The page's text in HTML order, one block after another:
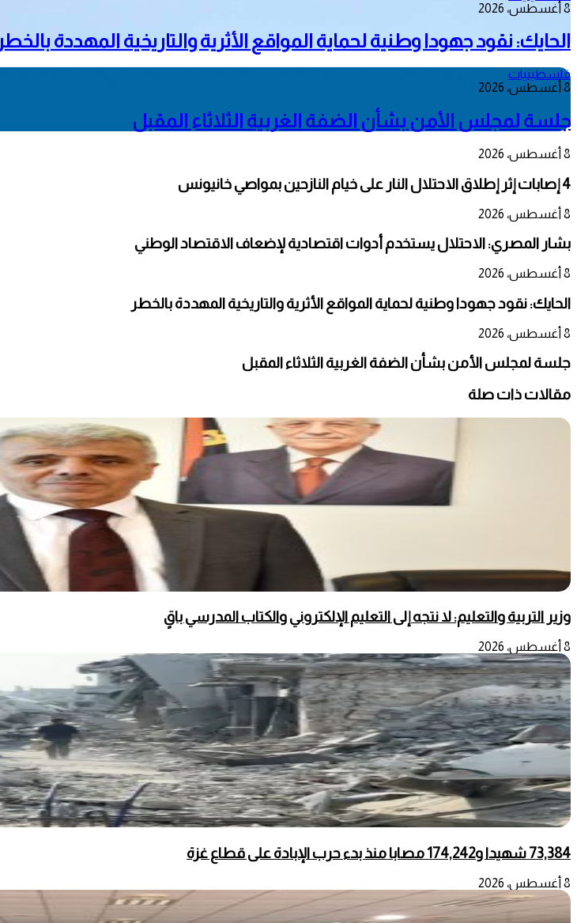
8 أغسطس، 2026
الحايك: نقود جهودا وطنية لحماية المواقع الأثرية والتاريخية المهددة بالخطر
فلسطينيات
8 أغسطس، 2026
جلسة لمجلس الأمن بشأن الضفة الغربية الثلاثاء المقبل
8 أغسطس، 2026
4 إصابات إثر إطلاق الاحتلال النار على خيام النازحين بمواصي خانيونس
8 أغسطس، 2026
بشار المصري: الاحتلال يستخدم أدوات اقتصادية لإضعاف الاقتصاد الوطني
8 أغسطس، 2026
الحايك: نقود جهودا وطنية لحماية المواقع الأثرية والتاريخية المهددة بالخطر
8 أغسطس، 2026
جلسة لمجلس الأمن بشأن الضفة الغربية الثلاثاء المقبل
مقالات ذات صلة
وزير التربية والتعليم: لا نتجه إلى التعليم الإلكتروني والكتاب المدرسي باقٍ
8 أغسطس، 2026
73,384 شهيدا و174,242 مصابا منذ بدء حرب الإبادة على قطاع غزة
8 أغسطس، 2026